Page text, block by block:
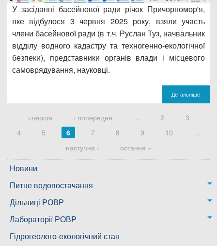
У засіданні басейнової ради річок Причорномор'я,
яке відбулося 3 червня 2025 року, взяли участь
члени басейнової ради (в т.ч. Руслан Туз, начвальник
відділу водного кадастру та техногенно-екологічної
безпеки), представники органів влади і місцевого
самоврядування, науковці.
Детальніше
Сторінки
«перша ‹ попередня … 2
3
4
5 6 7 8 9 10
…
наступна ›
остання »
Новини
Питне водопостачання
м. Миколаїв
Казанківська ТГ
Дільниці РОВР
Новоодеська дільниця – водогін № 1,2
Воскресенська дільниця – водогін № 3
Лабораторії РОВР
Лабораторія моніторингу вод
Гідрогеолого-екологічний стан